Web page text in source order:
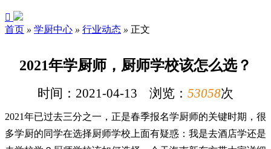

首页 » 学厨中心 » 行业动态 » 正文
2021年学厨师，厨师学校该怎么选？
时间：2021-04-13 浏览： 53058次
2021年已过去三分之一，正是春季报名学厨师的关键时期，很
多学厨的同学在选择厨师学校上面有疑惑：我是去酒店学还是